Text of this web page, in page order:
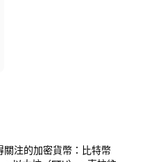
關注的加密貨幣：比特幣